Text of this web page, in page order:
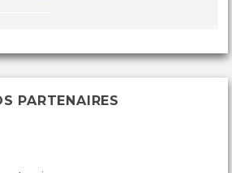
PARTENAIRES